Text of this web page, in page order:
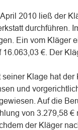
April 2010 ließ der
durchführen.
Ein vom Kläger
16.063,03 €. Der
seiner Klage hat
und
Auf die
von 3.279,58 €
der Kläger